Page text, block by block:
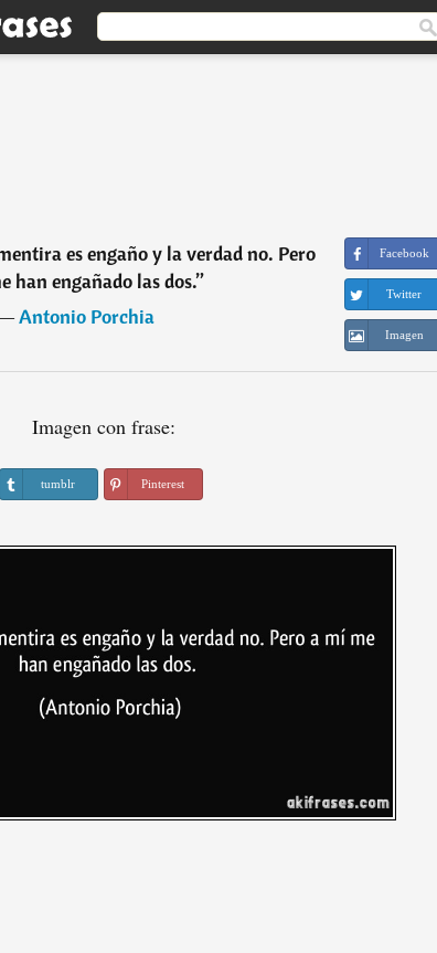
es engaño y la verdad no. Pero
han engañado las dos.”
Antonio Porchia
Facebook
Twitter
Imagen
Imagen con frase:
tumblr Pinterest